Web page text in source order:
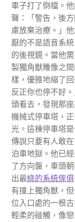
車子打了倒檔。
聲：「警告，後
慮放棄治療。」
厭的不是語音系
的後視鏡。當他
製獨角獸雕像之
樣，優雅地縮了
反正你也停不好
頭看去，發現那
機械式停車塔，
光。這棟停車塔
傳說只要有人敢
泊車地獄。他已
了方向盤，車頭
出最綠的系統傢俱
有撞上獨角獸，
位入口處的一根
輕柔的碰觸，像